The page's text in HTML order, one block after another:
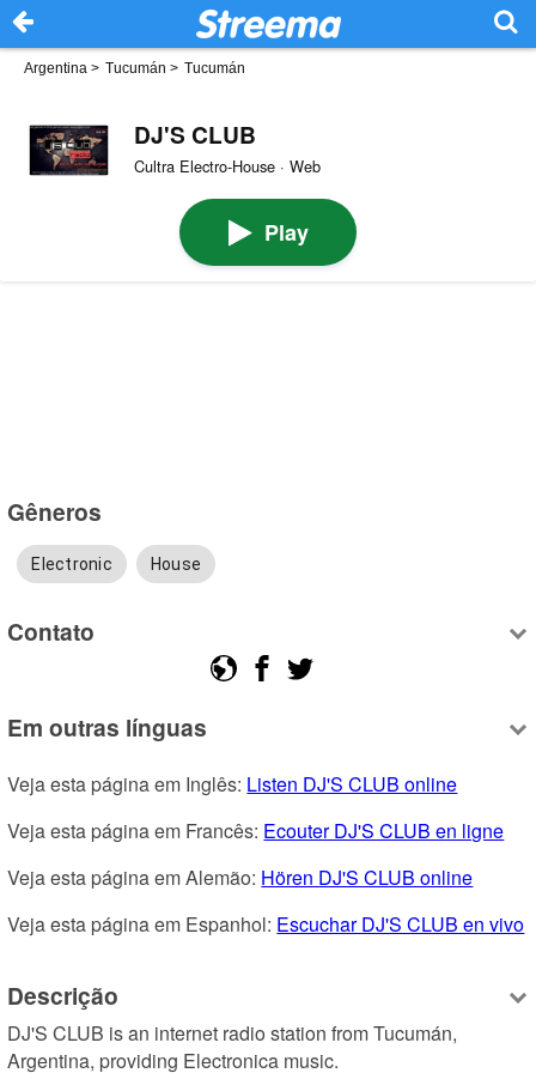
Argentina > Tucumán > Tucumán
DJ'S CLUB
Cultra Electro-House · Web
Play
Gêneros
Electronic House
Contato
Em outras línguas
Veja esta página em Inglês: Listen DJ'S CLUB online
Veja esta página em Francês: Ecouter DJ'S CLUB en ligne
Veja esta página em Alemão: Hören DJ'S CLUB online
Veja esta página em Espanhol: Escuchar DJ'S CLUB en vivo
Descrição
DJ'S CLUB is an internet radio station from Tucumán,
Argentina, providing Electronica music.